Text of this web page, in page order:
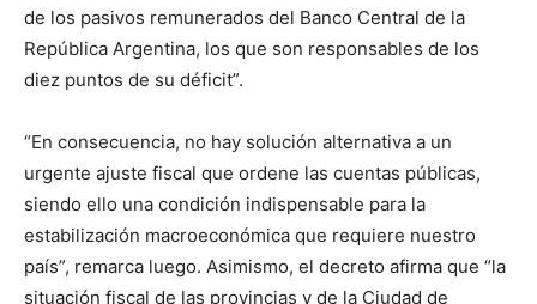
de los pasivos remunerados del Banco Central de la
República Argentina, los que son responsables de los
diez puntos de su déficit”.
“En consecuencia, no hay solución alternativa a un
urgente ajuste fiscal que ordene las cuentas públicas,
siendo ello una condición indispensable para la
estabilización macroeconómica que requiere nuestro
país”, remarca luego. Asimismo, el decreto afirma que “la
situación fiscal de las provincias y de la Ciudad de